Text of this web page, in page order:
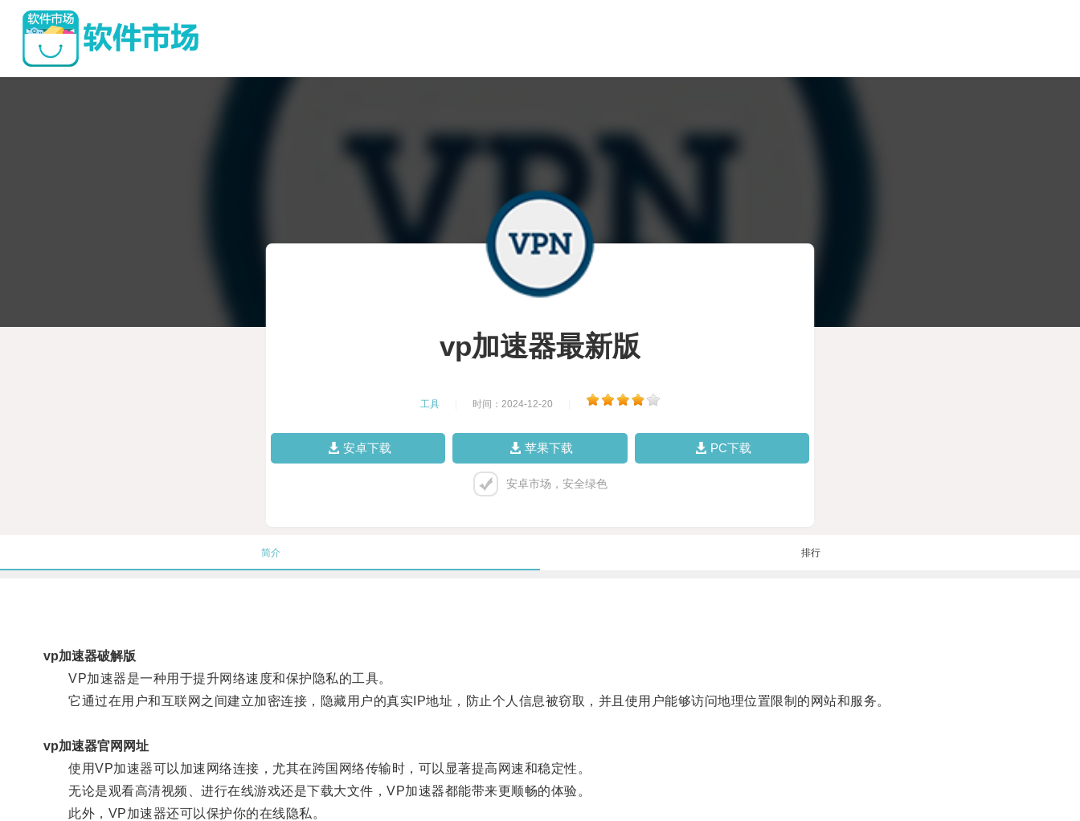
vp加速器最新版
工具 时间：2024-12-20
安卓下载 苹果下载 PC下载
安卓市场，安全绿色
简介 排行
vp加速器破解版
VP加速器是一种用于提升网络速度和保护隐私的工具。
它通过在用户和互联网之间建立加密连接，隐藏用户的真实IP地址，防止个人信息被窃取，并且使用户能够访问地理位置限制的网站和服务。
vp加速器官网网址
使用VP加速器可以加速网络连接，尤其在跨国网络传输时，可以显著提高网速和稳定性。
无论是观看高清视频、进行在线游戏还是下载大文件，VP加速器都能带来更顺畅的体验。
此外，VP加速器还可以保护你的在线隐私。